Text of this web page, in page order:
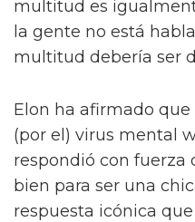
multitud es
la gente no está
multitud debería ser
Elon ha afirmado que
(por el) virus mental
respondió con fuerza
bien para ser una
respuesta icónica